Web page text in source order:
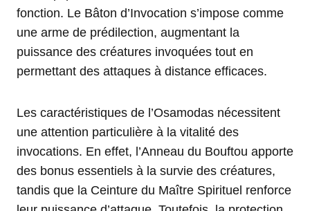
fonction. Le Bâton d’Invocation s’impose comme
une arme de prédilection, augmentant la
puissance des créatures invoquées tout en
permettant des attaques à distance efficaces.
Les caractéristiques de l’Osamodas nécessitent
une attention particulière à la vitalité des
invocations. En effet, l’Anneau du Bouftou apporte
des bonus essentiels à la survie des créatures,
tandis que la Ceinture du Maître Spirituel renforce